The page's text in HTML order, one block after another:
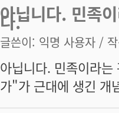
아닙니다. 민족
다.
글쓴이: 익명 사용자 /
아닙니다. 민족이라
가"가 근대에 생긴 개